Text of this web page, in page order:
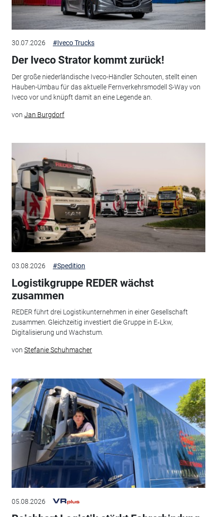
30.07.2026 #Iveco Trucks
Der Iveco Strator kommt zurück!
Der große niederländische Iveco-Händler Schouten, stellt einen
Hauben-Umbau für das aktuelle Fernverkehrsmodell S-Way von
Iveco vor und knüpft damit an eine Legende an.
von Jan Burgdorf
03.08.2026 #Spedition
Logistikgruppe REDER wächst
zusammen
REDER führt drei Logistikunternehmen in einer Gesellschaft
zusammen. Gleichzeitig investiert die Gruppe in E‑Lkw,
Digitalisierung und Wachstum.
von Stefanie Schuhmacher
05.08.2026